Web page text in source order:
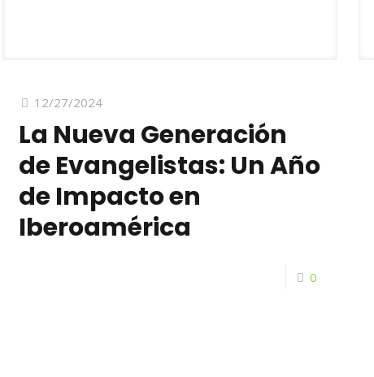
12/27/2024
La Nueva Generación
de Evangelistas: Un Año
de Impacto en
Iberoamérica
0